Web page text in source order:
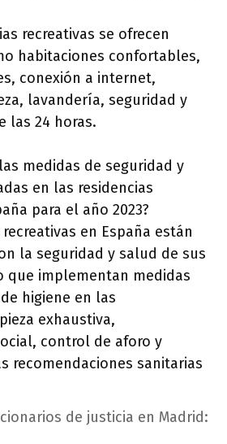
recreativas se ofrecen
habitaciones confortables,
conexión a internet,
lavandería, seguridad y
las 24 horas.
medidas de seguridad y
en las residencias
para el año 2023?
recreativas en España están
la seguridad y salud de sus
que implementan medidas
higiene en las
exhaustiva,
control de aforo y
recomendaciones sanitarias
de justicia en Madrid: